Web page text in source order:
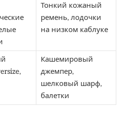
Тонкий кожаный
ремень, лодочки
на низком каблуке
Кашемировый
джемпер,
шелковый шарф,
балетки